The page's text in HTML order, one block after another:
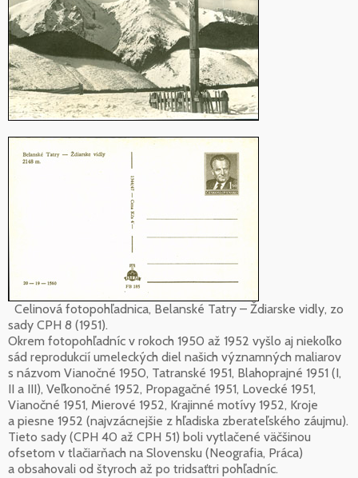
Celinová fotopohľadnica, Belanské Tatry – Ždiarske vidly, zo
sady CPH 8 (1951).
Okrem fotopohľadníc v rokoch 1950 až 1952 vyšlo aj niekoľko
sád reprodukcií umeleckých diel našich významných maliarov
s názvom Vianočné 1950, Tatranské 1951, Blahoprajné 1951 (I,
II a III), Veľkonočné 1952, Propagačné 1951, Lovecké 1951,
Vianočné 1951, Mierové 1952, Krajinné motívy 1952, Kroje
a piesne 1952 (najvzácnejšie z hľadiska zberateľského záujmu).
Tieto sady (CPH 40 až CPH 51) boli vytlačené väčšinou
ofsetom v tlačiarňach na Slovensku (Neografia, Práca)
a obsahovali od štyroch až po tridsaťtri pohľadníc.